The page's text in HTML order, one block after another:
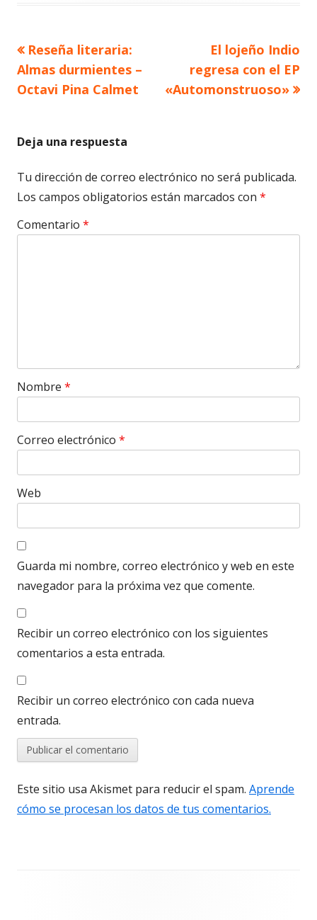
Navegación
de
Artículo
anterior
Reseña literaria:
Almas durmientes –
Octavi Pina Calmet
Artículo
siguiente
El lojeño Indio
regresa con el EP
«Automonstruoso»
Deja una respuesta
Tu dirección de correo electrónico no será publicada.
Los campos obligatorios están marcados con *
Comentario *
Nombre *
Correo electrónico *
Web
Guarda mi nombre, correo electrónico y web en este
navegador para la próxima vez que comente.
Recibir un correo electrónico con los siguientes
comentarios a esta entrada.
Recibir un correo electrónico con cada nueva
entrada.
Este sitio usa Akismet para reducir el spam. Aprende
cómo se procesan los datos de tus comentarios.